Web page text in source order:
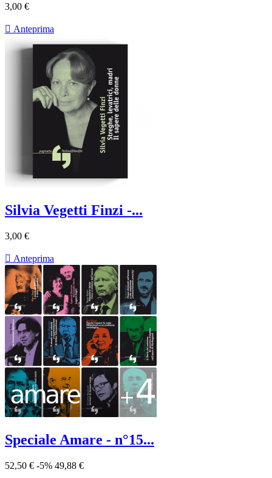
3,00 €
 Anteprima
Silvia Vegetti Finzi -...
3,00 €
 Anteprima
Speciale Amare - n°15...
52,50 € -5% 49,88 €